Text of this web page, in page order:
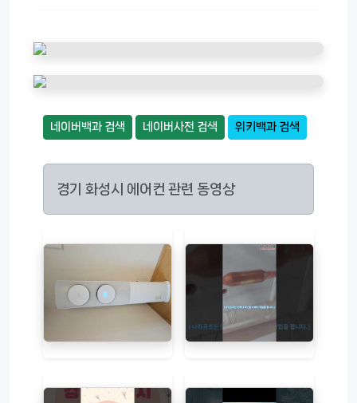
네이버백과 검색 네이버사전 검색 위키백과 검색
경기 화성시 에어컨 관련 동영상